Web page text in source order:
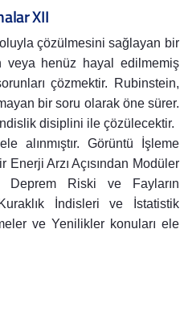
XII
çözülmesini sağlayan bir
veya henüz hayal edilmemiş
çözmektir. Rubinstein,
bir soru olarak öne sürer.
disiplini ile çözülecektir.
alınmıştır. Görüntü İşleme
Arzı Açısından Modüler
Deprem Riski ve Fayların
İndisleri ve İstatistik
ve Yenilikler konuları ele